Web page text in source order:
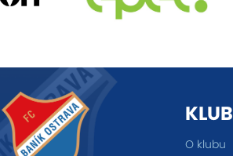
KLUB
O klubu